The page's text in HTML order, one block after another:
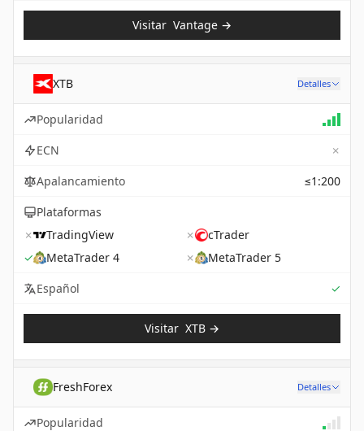
Visitar Vantage →
XTB Detalles
Popularidad
ECN
✗
Apalancamiento
≤1:200
Plataformas
✗
TradingView ✗
cTrader
✓
MetaTrader 4 ✗
MetaTrader 5
Español
✓
Visitar XTB →
FreshForex Detalles
Popularidad